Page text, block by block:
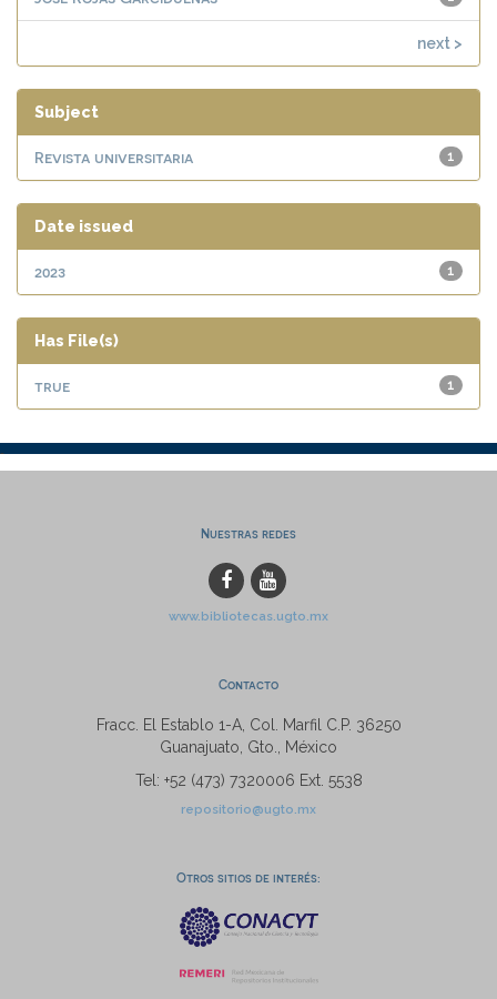
next >
Subject
1
Revista universitaria
Date issued
1
2023
Has File(s)
1
true
Nuestras redes
www.bibliotecas.ugto.mx
Contacto
Fracc. El Establo 1-A, Col. Marfil C.P. 36250
Guanajuato, Gto., México
Tel: +52 (473) 7320006 Ext. 5538
repositorio@ugto.mx
Otros sitios de interés: